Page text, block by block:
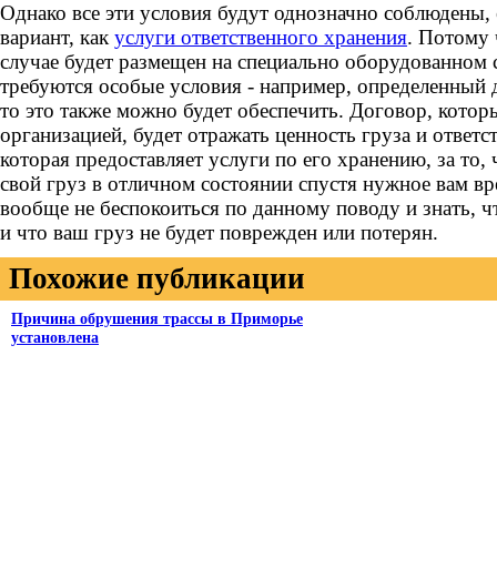
Однако все эти условия будут однозначно соблюдены,
вариант, как услуги ответственного хранения. Потому
случае будет размещен на специально оборудованном
требуются особые условия - например, определенный
то это также можно будет обеспечить. Договор,
организацией, будет отражать ценность груза и
которая предоставляет услуги по его хранению, за
свой груз в отличном состоянии спустя нужное вам
вообще не беспокоиться по данному поводу и знать,
и что ваш груз не будет поврежден или потерян.
Похожие публикации
Причина обрушения трассы в Приморье
установлена